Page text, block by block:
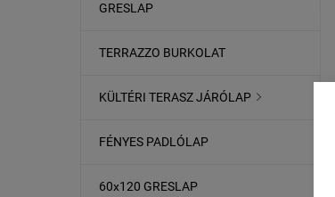
GRESLAP
TERRAZZO BURKOLAT
KÜLTÉRI TERASZ JÁRÓLAP 
FÉNYES PADLÓLAP
60x120 GRESLAP